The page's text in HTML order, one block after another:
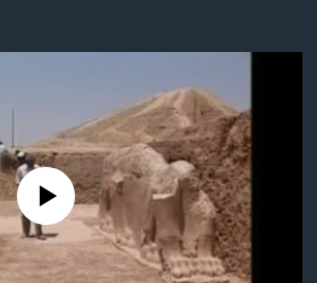
ະຫະລັດ 2024
currently available